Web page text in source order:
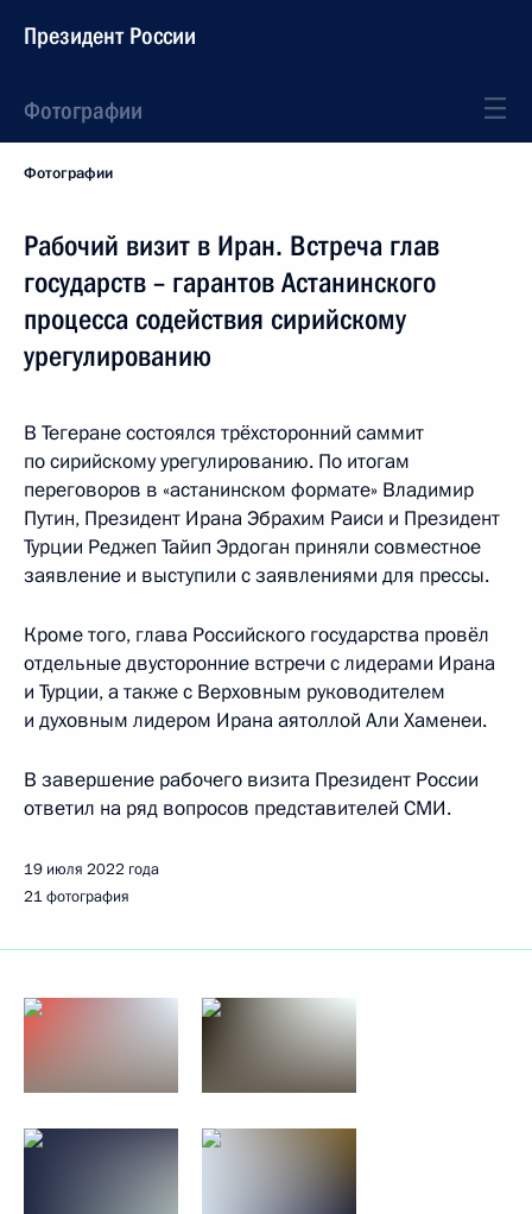
Президент России
Фотографии
Фотографии
Рабочий визит в Иран. Встреча глав
государств – гарантов Астанинского
процесса содействия сирийскому
урегулированию
В Тегеране состоялся трёхсторонний саммит
по сирийскому урегулированию. По итогам
переговоров в «астанинском формате» Владимир
Путин, Президент Ирана Эбрахим Раиси и Президент
Турции Реджеп Тайип Эрдоган приняли совместное
заявление и выступили с заявлениями для прессы.
Кроме того, глава Российского государства провёл
отдельные двусторонние встречи с лидерами Ирана
и Турции, а также с Верховным руководителем
и духовным лидером Ирана аятоллой Али Хаменеи.
В завершение рабочего визита Президент России
ответил на ряд вопросов представителей СМИ.
19 июля 2022 года
21 фотография